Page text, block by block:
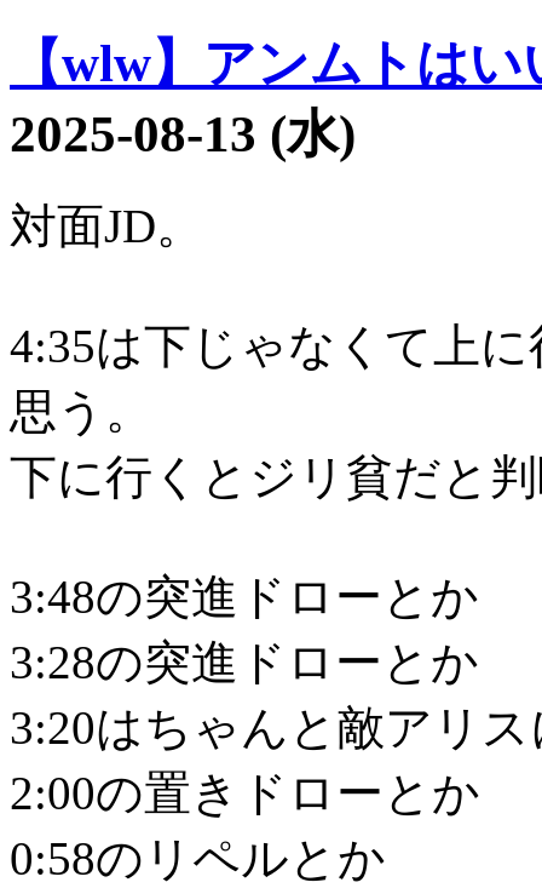
【wlw】アンムトは
2025-08-13 (水)
対面JD。
4:35は下じゃなくて上
思う。
下に行くとジリ貧だと
3:48の突進ドローとか
3:28の突進ドローとか
3:20はちゃんと敵アリ
2:00の置きドローとか
0:58のリペルとか